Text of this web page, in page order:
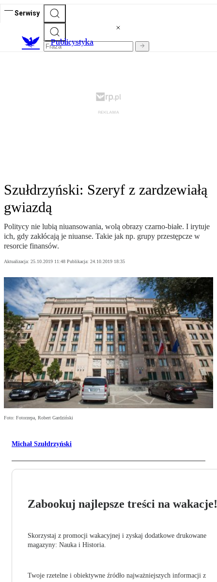
Serwisy
Publicystyka
Szułdrzyński: Szeryf z zardzewiałą
gwiazdą
Politycy nie lubią niuansowania, wolą obrazy czarno-białe. I irytuje
ich, gdy zakłócają je niuanse. Takie jak np. grupy przestępcze w
resorcie finansów.
Aktualizacja: 25.10.2019 11:48 Publikacja: 24.10.2019 18:35
Foto: Fotorzepa, Robert Gardziński
Michał Szułdrzyński
Zabookuj najlepsze treści na wakacje!
Skorzystaj z promocji wakacyjnej i zyskaj dodatkowe drukowane
magazyny: Nauka i Historia.
Twoje rzetelne i obiektywne źródło najważniejszych informacji z